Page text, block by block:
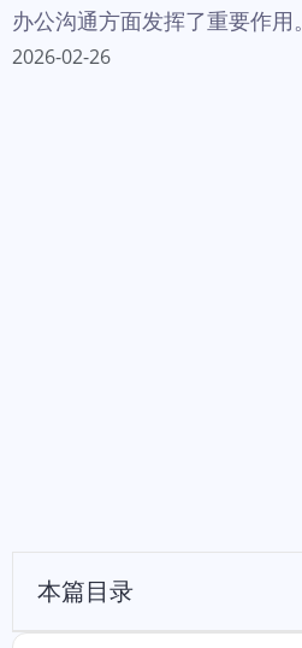
办公沟通方面发挥了重要作用。
2026-02-26
本篇目录